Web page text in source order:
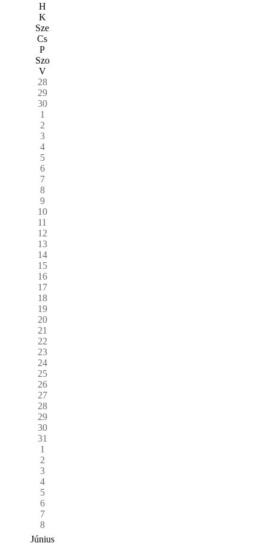
H
K
Sze
Cs
P
Szo
V
28
29
30
1
2
3
4
5
6
7
8
9
10
11
12
13
14
15
16
17
18
19
20
21
22
23
24
25
26
27
28
29
30
31
1
2
3
4
5
6
7
8
Június